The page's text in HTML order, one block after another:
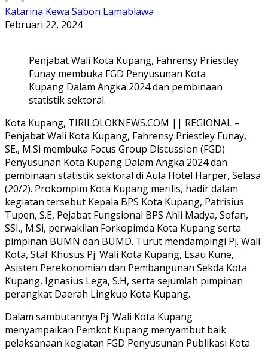
Katarina Kewa Sabon Lamablawa
Februari 22, 2024
Penjabat Wali Kota Kupang, Fahrensy Priestley
Funay membuka FGD Penyusunan Kota
Kupang Dalam Angka 2024 dan pembinaan
statistik sektoral.
Kota Kupang, TIRILOLOKNEWS.COM || REGIONAL –
Penjabat Wali Kota Kupang, Fahrensy Priestley Funay,
SE., M.Si membuka Focus Group Discussion (FGD)
Penyusunan Kota Kupang Dalam Angka 2024 dan
pembinaan statistik sektoral di Aula Hotel Harper, Selasa
(20/2). Prokompim Kota Kupang merilis, hadir dalam
kegiatan tersebut Kepala BPS Kota Kupang, Patrisius
Tupen, S.E, Pejabat Fungsional BPS Ahli Madya, Sofan,
SSI., M.Si, perwakilan Forkopimda Kota Kupang serta
pimpinan BUMN dan BUMD. Turut mendampingi Pj. Wali
Kota, Staf Khusus Pj. Wali Kota Kupang, Esau Kune,
Asisten Perekonomian dan Pembangunan Sekda Kota
Kupang, Ignasius Lega, S.H, serta sejumlah pimpinan
perangkat Daerah Lingkup Kota Kupang.
Dalam sambutannya Pj. Wali Kota Kupang
menyampaikan Pemkot Kupang menyambut baik
pelaksanaan kegiatan FGD Penyusunan Publikasi Kota